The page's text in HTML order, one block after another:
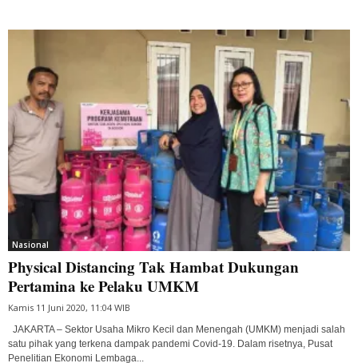
Nasional
Physical Distancing Tak Hambat Dukungan
Pertamina ke Pelaku UMKM
Kamis 11 Juni 2020, 11:04 WIB
JAKARTA – Sektor Usaha Mikro Kecil dan Menengah (UMKM) menjadi salah
satu pihak yang terkena dampak pandemi Covid-19. Dalam risetnya, Pusat
Penelitian Ekonomi Lembaga...